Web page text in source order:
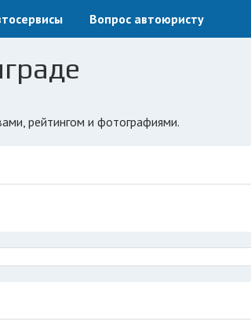
Вопрос автоюристу
рейтингом и фотографиями.